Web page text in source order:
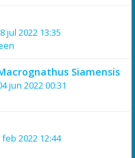
jul 2022 13:35
Siamensis
jun 2022 00:31
feb 2022 12:44